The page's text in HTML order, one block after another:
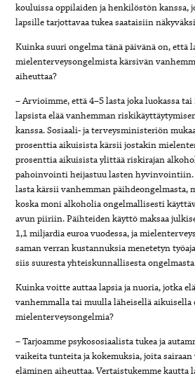
kouluissa oppilaiden ja henkilöstön kanssa,
lapsille tarjottavaa tukea saataisiin
Kuinka suuri ongelma tänä päivänä on, että
mielenterveysongelmista kärsivän
aiheuttaa?
– Arvioimme, että 4–5 lasta joka luokassa
lapsista elää vanhemman
kanssa. Sosiaali- ja terveysministeriön
prosenttia aikuisista kärsii jostakin
prosenttia aikuisista ylittää riskirajan
pahoinvointi heijastuu lasten hyvinvointiin.
lasta kärsii vanhemman päihdeongelmasta,
koska moni alkoholia ongelmallisesti
avun piiriin. Päihteiden käyttö maksaa
1,1 miljardia euroa vuodessa, ja
saman verran kustannuksia menetetyn
siis suuresta yhteiskunnallisesta
Kuinka voitte auttaa lapsia ja nuoria, jotka
vanhemmalla tai muulla läheisellä aikuisella
mielenterveysongelmia?
– Tarjoamme psykososiaalista tukea ja
vaikeita tunteita ja kokemuksia, joita sairaan
eläminen aiheuttaa. Vertaistukemme kautta